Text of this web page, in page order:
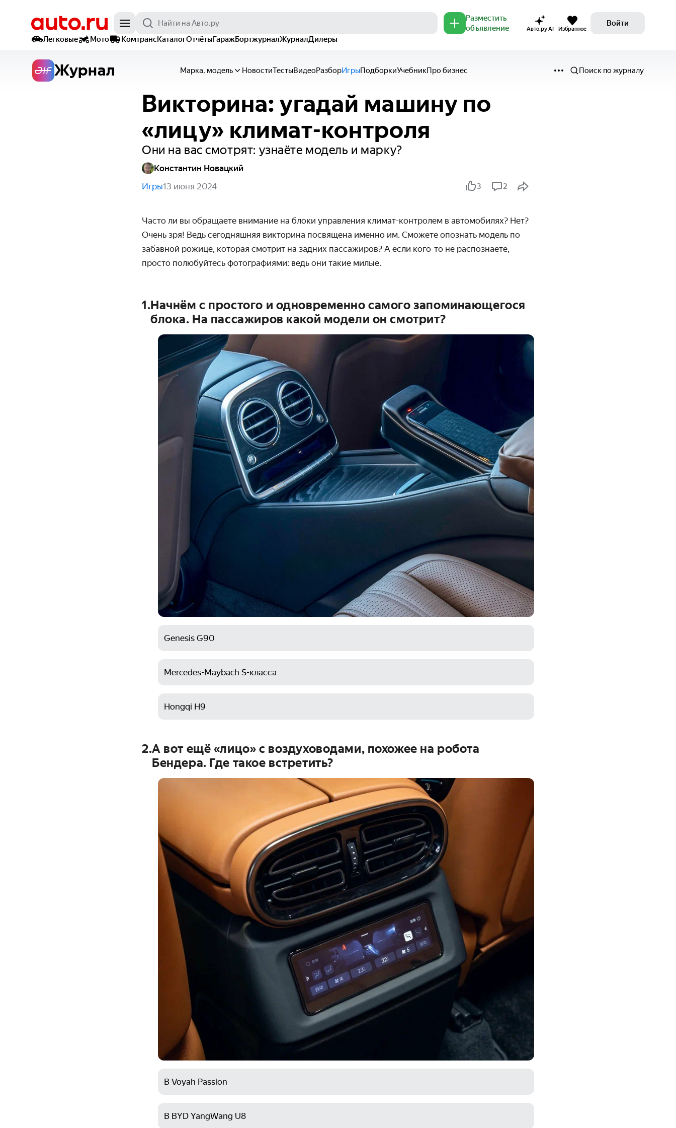
Разместить
объявление
Авто.ру AI Избранное
Войти
Легковые
Мото КомтрансКаталогОтчётыГаражБортжурналЖурналДилеры
Журнал Марка, модель НовостиТестыВидеоРазборИгрыПодборкиУчебникПро бизнес Поиск по журналу
Викторина: угадай машину по
«лицу» климат-контроля
Они на вас смотрят: узнаёте модель и марку?
Константин Новацкий
Игры13 июня 2024 3 2
Часто ли вы обращаете внимание на блоки управления климат-контролем в автомобилях? Нет?
Очень зря! Ведь сегодняшняя викторина посвящена именно им. Сможете опознать модель по
забавной рожице, которая смотрит на задних пассажиров? А если кого-то не распознаете,
просто полюбуйтесь фотографиями: ведь они такие милые.
1.Начнём с простого и одновременно самого запоминающегося
блока. На пассажиров какой модели он смотрит?
Genesis G90
Mercedes-Maybach S-класса
Hongqi H9
2.А вот ещё «лицо» с воздуховодами, похожее на робота
Бендера. Где такое встретить?
В Voyah Passion
В BYD YangWang U8